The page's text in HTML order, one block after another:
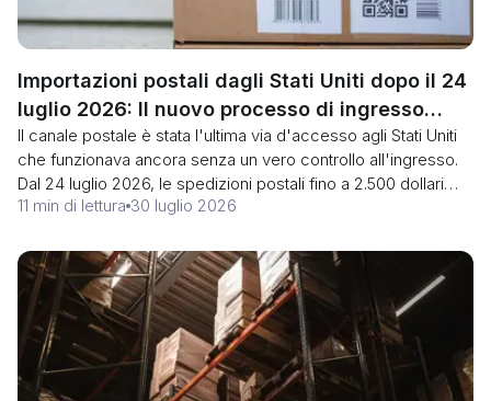
Importazioni postali dagli Stati Uniti dopo il 24
luglio 2026: Il nuovo processo di ingresso
postale e il Tipo di Ingresso 13
Il canale postale è stata l'ultima via d'accesso agli Stati Uniti
che funzionava ancora senza un vero controllo all'ingresso.
Dal 24 luglio 2026, le spedizioni postali fino a 2.500 dollari
sono soggette a un nuovo processo ai sensi del 19 CFR Parte
mensile dei dazi e solo il proprietario, l'acquirente o un
broker autorizzato può presentare la dichiarazione. Ecco
cosa richiede, cosa ne resta escluso e perché il 22 ottobre
conta più della data di entrata in vigore.
11 min di lettura 30 luglio 2026